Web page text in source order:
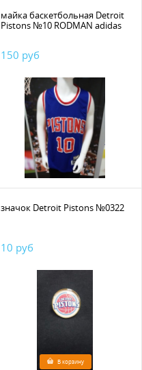
майка баскетбольная Detroit
Pistons №10 RODMAN adidas
150 руб
значок Detroit Pistons №0322
10 руб
В корзину